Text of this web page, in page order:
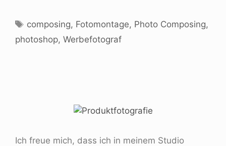
composing, Fotomontage, Photo Composing,
photoshop, Werbefotograf
Ich freue mich, dass ich in meinem Studio